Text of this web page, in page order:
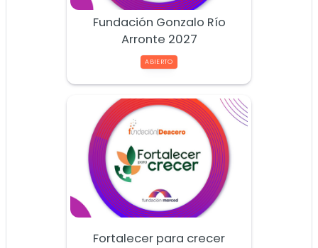
Fundación Gonzalo Río
Arronte 2027
ABIERTO
Fortalecer para crecer